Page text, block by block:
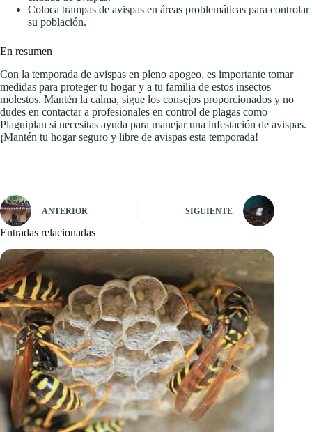
Coloca trampas de avispas en áreas problemáticas para controlar
su población.
En resumen
Con la temporada de avispas en pleno apogeo, es importante tomar
medidas para proteger tu hogar y a tu familia de estos insectos
molestos. Mantén la calma, sigue los consejos proporcionados y no
dudes en contactar a profesionales en control de plagas como
Plaguiplan si necesitas ayuda para manejar una infestación de avispas.
¡Mantén tu hogar seguro y libre de avispas esta temporada!
ANTERIOR SIGUIENTE
Entradas relacionadas